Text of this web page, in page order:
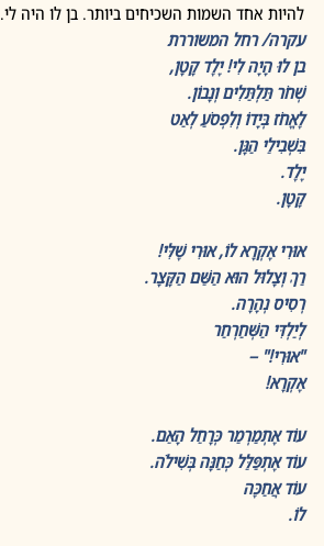
להיות אחד השמות השכיחים ביותר. בן לו היה לי.
עקרה/ רחל המשוררת
בן לוּ הָיָה לִי! יֶלֶד קָטָן,
שְׁחֹר תַּלְתַּלִים וְנָבוֹן.
לֶאֱחֹז בְּיָדוֹ וְלִפְסֹעַ לְאַט
בִּשְׁבִילֵי הַגָּן.
יֶלֶד.
קָטָן.
אוּרִי אֶקְרָא לוֹ, אוּרִי שֶׁלִּי!
רַךְ וְצָלוּל הוּא הַשֵּׁם הַקָּצָר.
רְסִיס נְהָרָה.
לְיַלְדִּי הַשְּׁחַרְחַר
"אוּרִי!" –
אֶקְרָא!
עוֹד אֶתְמַרְמֵר כְּרָחֵל הָאֵם.
עוֹד אֶתְפַּלֵּל כְּחַנָּה בְּשִׁילֹה.
עוֹד אֲחַכֶּה
לוֹ.